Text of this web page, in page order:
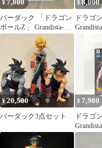
¥7,800
バーダック 「ドラゴン
ボールZ」 Grandista-
Resolution
¥8,000
ドラゴ
¥20,500
バーダック3点セット
¥ 7,900
ドラゴ
ィギュア